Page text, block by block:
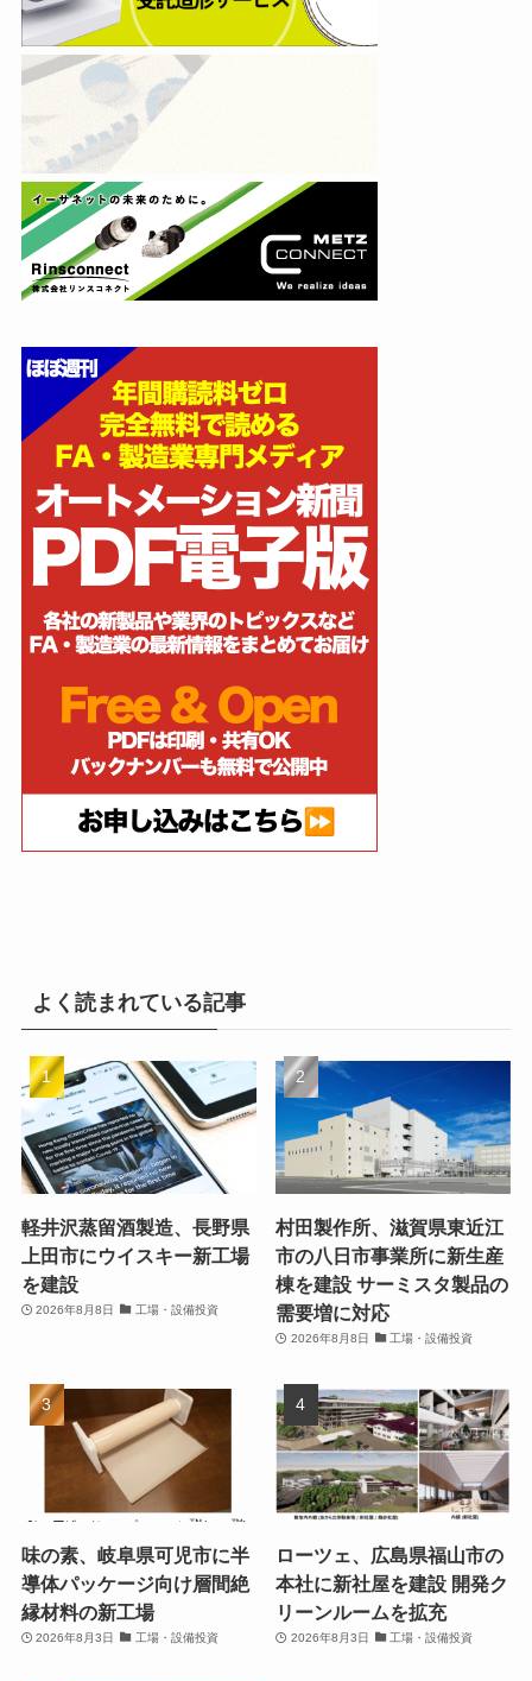
よく読まれている記事
軽井沢蒸留酒製造、長野県
上田市にウイスキー新工場
を建設
2026年8月8日 工場・設備投資
村田製作所、滋賀県東近江
市の八日市事業所に新生産
棟を建設 サーミスタ製品の
需要増に対応
2026年8月8日 工場・設備投資
味の素、岐阜県可児市に半
導体パッケージ向け層間絶
縁材料の新工場
2026年8月3日 工場・設備投資
ローツェ、広島県福山市の
本社に新社屋を建設 開発ク
リーンルームを拡充
2026年8月3日 工場・設備投資